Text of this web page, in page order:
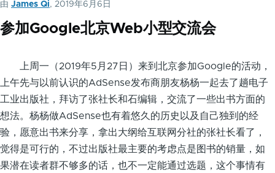
由 James Qi, 2019年6月6日
参加Google北京Web小型交流会
上周一（2019年5月27日）来到北京参加Google的活动，
上午先与以前认识的AdSense发布商朋友杨杨一起去了趟电子
工业出版社，拜访了张社长和石编辑，交流了一些出书方面的
想法。杨杨做AdSense也有着悠久的历史以及自己独到的经
验，愿意出书来分享，拿出大纲给互联网分社的张社长看了，
觉得是可行的，不过出版社最主要的考虑点是图书的销量，如
果潜在读者群不够多的话，也不一定能通过选题，这个事情有